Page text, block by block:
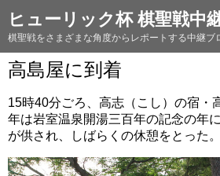
ヒューリック杯 棋聖戦中
棋聖戦をさまざまな角度からレポートする中継ブ
高島屋に到着
15時40分ごろ、高志（こし）の宿・
年は岩室温泉開湯三百年の記念の年
が供され、しばらくの休憩をとった。